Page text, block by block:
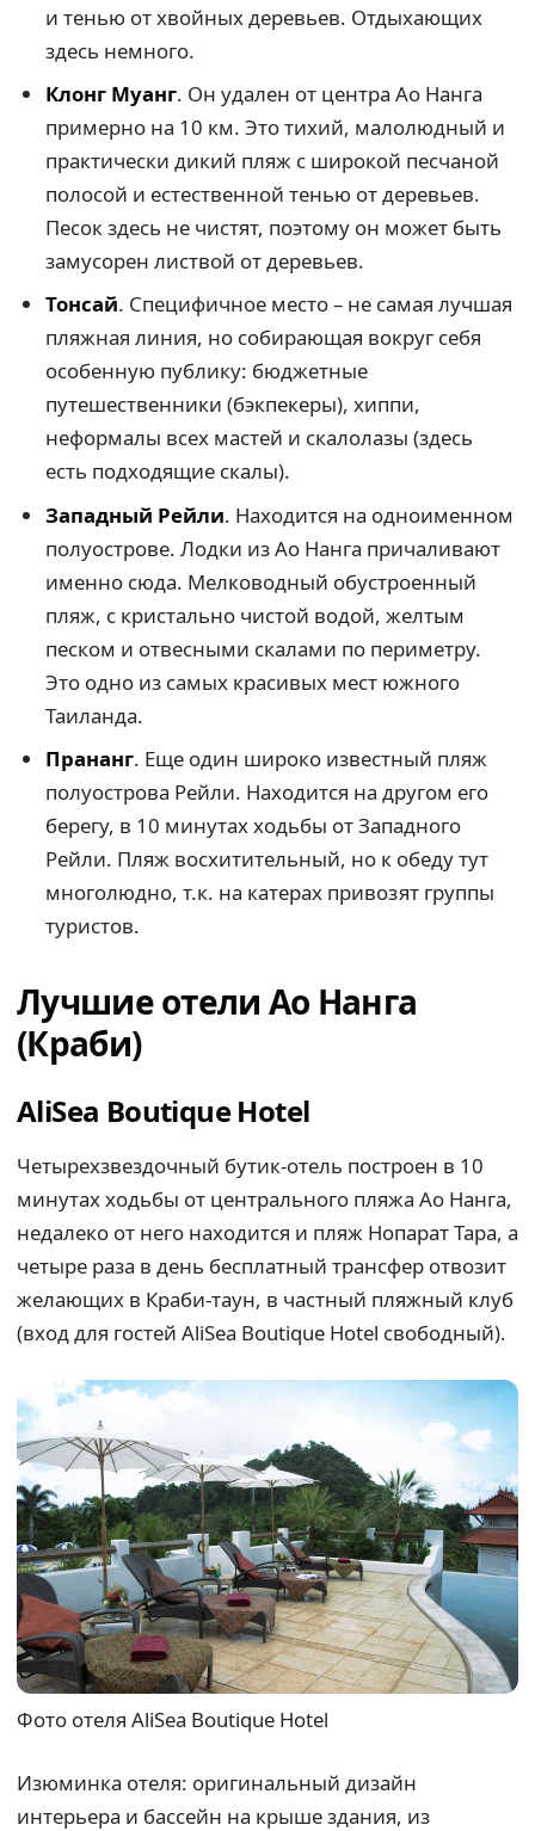
и тенью от хвойных деревьев. Отдыхающих
здесь немного.
Клонг Муанг. Он удален от центра Ао Нанга
примерно на 10 км. Это тихий, малолюдный и
практически дикий пляж с широкой песчаной
полосой и естественной тенью от деревьев.
Песок здесь не чистят, поэтому он может быть
замусорен листвой от деревьев.
Тонсай. Специфичное место – не самая лучшая
пляжная линия, но собирающая вокруг себя
особенную публику: бюджетные
путешественники (бэкпекеры), хиппи,
неформалы всех мастей и скалолазы (здесь
есть подходящие скалы).
Западный Рейли. Находится на одноименном
полуострове. Лодки из Ао Нанга причаливают
именно сюда. Мелководный обустроенный
пляж, с кристально чистой водой, желтым
песком и отвесными скалами по периметру.
Это одно из самых красивых мест южного
Таиланда.
Прананг. Еще один широко известный пляж
полуострова Рейли. Находится на другом его
берегу, в 10 минутах ходьбы от Западного
Рейли. Пляж восхитительный, но к обеду тут
многолюдно, т.к. на катерах привозят группы
туристов.
Лучшие отели Ао Нанга
(Краби)
AliSea Boutique Hotel
Четырехзвездочный бутик-отель построен в 10
минутах ходьбы от центрального пляжа Ао Нанга,
недалеко от него находится и пляж Нопарат Тара, а
четыре раза в день бесплатный трансфер отвозит
желающих в Краби-таун, в частный пляжный клуб
(вход для гостей AliSea Boutique Hotel свободный).
Фото отеля AliSea Boutique Hotel
Изюминка отеля: оригинальный дизайн
интерьера и бассейн на крыше здания, из